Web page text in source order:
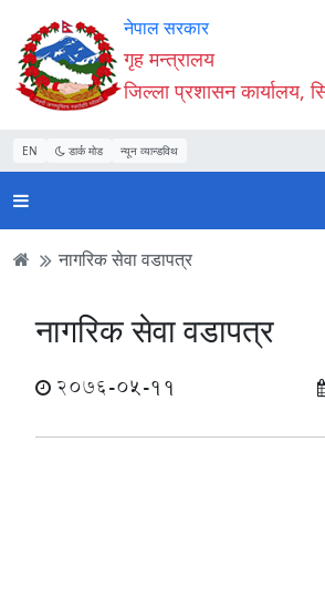
Accessibility
Mode
सुरु
गर्नुहोस्
सामाग्री
पढ्नुहाेस्
नेभिगेसन
पढ्नुहाेस्
वेबसाइट
खोजमा
जानुहोस्
नेपाल सरकार
गृह मन्त्रालय
जिल्ला प्रशासन कार्यालय,
EN डार्क मोड न्यून व्यान्डविथ
नागरिक सेवा वडापत्र
नागरिक सेवा वडापत्र
2076-05-11